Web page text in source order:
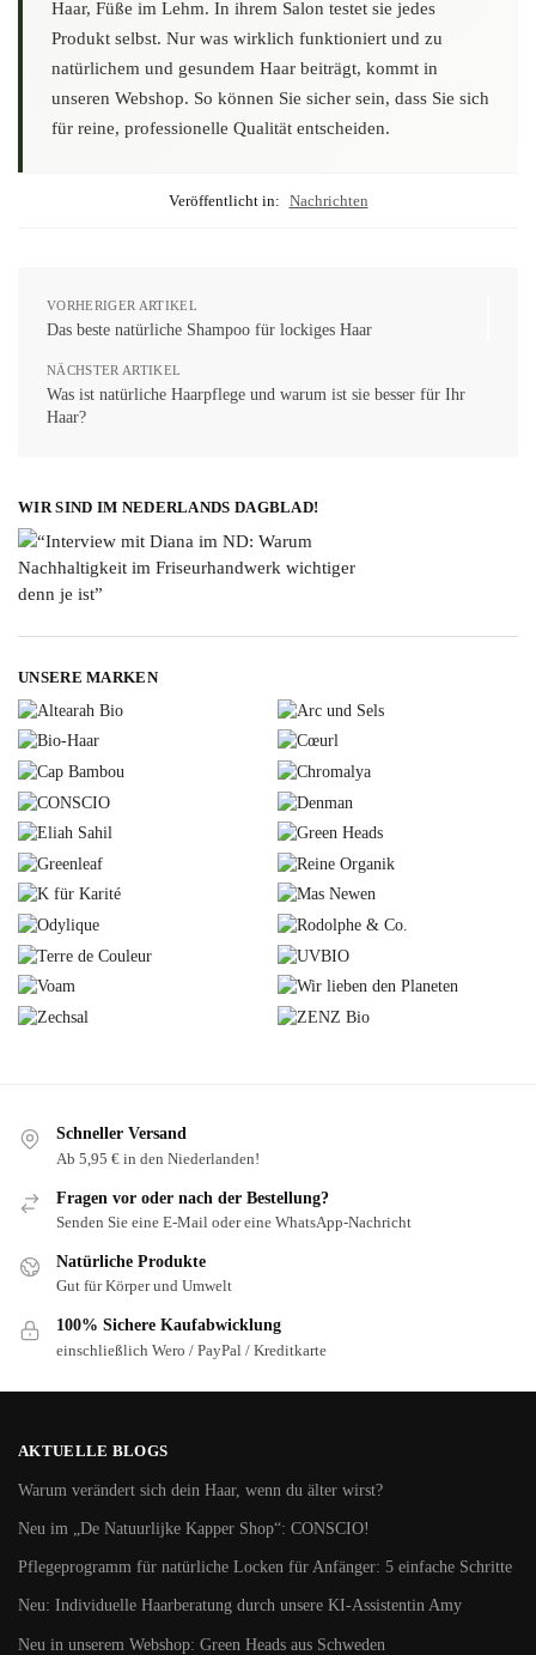
Haar, Füße im Lehm. In ihrem Salon testet sie jedes
Produkt selbst. Nur was wirklich funktioniert und zu
natürlichem und gesundem Haar beiträgt, kommt in
unseren Webshop. So können Sie sicher sein, dass Sie sich
für reine, professionelle Qualität entscheiden.
Veröffentlicht in: Nachrichten
VORHERIGER ARTIKEL
Das beste natürliche Shampoo für lockiges Haar
NÄCHSTER ARTIKEL
Was ist natürliche Haarpflege und warum ist sie besser für Ihr
Haar?
WIR SIND IM NEDERLANDS DAGBLAD!
UNSERE MARKEN
Schneller Versand
Ab 5,95 € in den Niederlanden!
Fragen vor oder nach der Bestellung?
Senden Sie eine E-Mail oder eine WhatsApp-Nachricht
Natürliche Produkte
Gut für Körper und Umwelt
100% Sichere Kaufabwicklung
einschließlich Wero / PayPal / Kreditkarte
AKTUELLE BLOGS
Warum verändert sich dein Haar, wenn du älter wirst?
Neu im „De Natuurlijke Kapper Shop“: CONSCIO!
Pflegeprogramm für natürliche Locken für Anfänger: 5 einfache Schritte
Neu: Individuelle Haarberatung durch unsere KI-Assistentin Amy
Neu in unserem Webshop: Green Heads aus Schweden